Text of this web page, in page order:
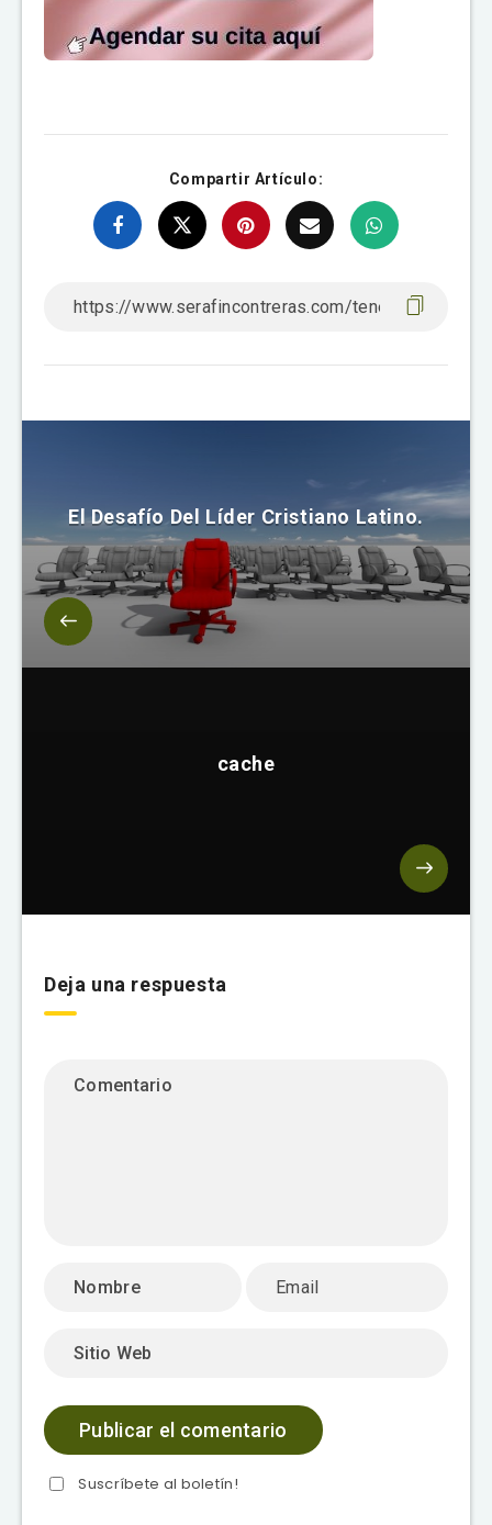
Compartir Artículo:
El Desafío Del Líder Cristiano Latino.
cache
Deja una respuesta
Suscríbete al boletín!